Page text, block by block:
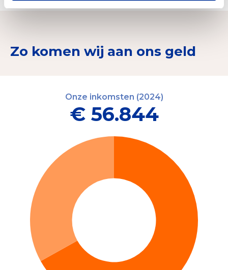
Zo komen wij aan ons geld
Onze inkomsten (2024)
€ 56.844